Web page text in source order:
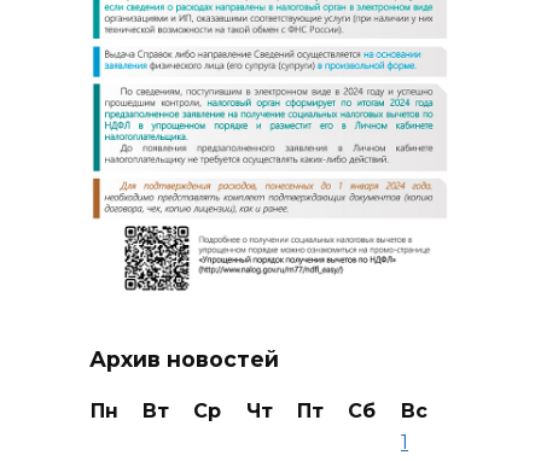
Архив новостей
Пн Вт Ср Чт Пт Сб
Вс
1